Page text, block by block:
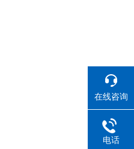
在线咨询
电话